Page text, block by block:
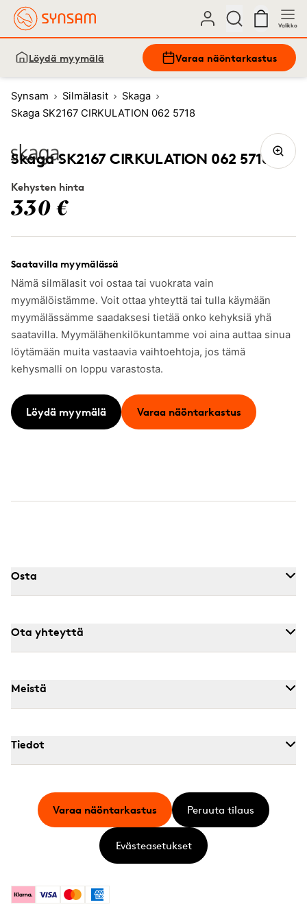
Valikko
Löydä myymälä Varaa näöntarkastus
Synsam Silmälasit
Skaga
Skaga SK2167 CIRKULATION 062 5718
Skaga SK2167 CIRKULATION 062 5718
Kehysten hinta
330 €
Saatavilla myymälässä
Nämä silmälasit voi ostaa tai vuokrata vain
myymälöistämme. Voit ottaa yhteyttä tai tulla käymään
myymälässämme saadaksesi tietää onko kehyksiä yhä
saatavilla. Myymälähenkilökuntamme voi aina auttaa sinua
löytämään muita vastaavia vaihtoehtoja, jos tämä
kehysmalli on loppu varastosta.
Löydä myymälä Varaa näöntarkastus
Osta
Ota yhteyttä
Meistä
Tiedot
KlarnaVisa MastercardAmerican Express
Varaa näöntarkastus Peruuta tilaus
Evästeasetukset